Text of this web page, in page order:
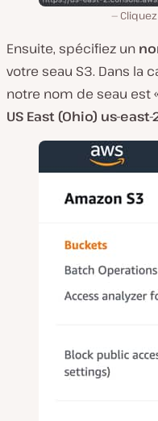
Ensuite, spécifiez un
votre seau S3. Dans la
notre nom de seau est
US East (Ohio) us-east-